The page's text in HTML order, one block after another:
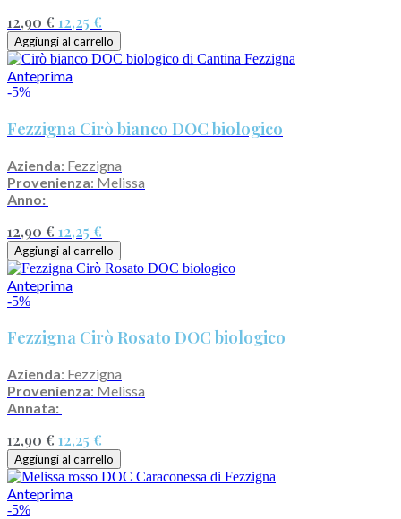
12,90 € 12,25 €
Aggiungi al carrello
Anteprima
-5%
Fezzigna Cirò bianco DOC biologico
Azienda: Fezzigna
Provenienza: Melissa
Anno:
12,90 € 12,25 €
Aggiungi al carrello
Anteprima
-5%
Fezzigna Cirò Rosato DOC biologico
Azienda: Fezzigna
Provenienza: Melissa
Annata:
12,90 € 12,25 €
Aggiungi al carrello
Anteprima
-5%